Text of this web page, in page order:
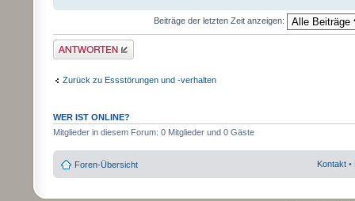
Beiträge der letzten Zeit anzeigen:
Antwort erstellen
Zurück zu Essstörungen und -verhalten
WER IST ONLINE?
Mitglieder in diesem Forum: 0 Mitglieder und 0 Gäste
Foren-Übersicht Kontakt •